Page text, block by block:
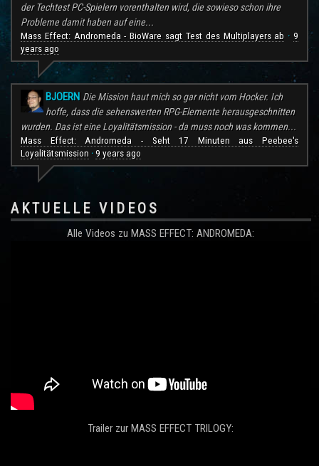
der Techtest PC-Spielern vorenthalten wird, die sowieso schon ihre
Probleme damit haben auf eine...
Mass Effect: Andromeda - BioWare sagt Test des Multiplayers ab ·9
years ago
BJOERN Die Mission haut mich so gar nicht vom Hocker. Ich
hoffe, dass die sehenswerten RPG-Elemente herausgeschnitten
wurden. Das ist eine Loyalitätsmission - da muss noch was kommen...
Mass Effect: Andromeda - Seht 17 Minuten aus Peebee's
Loyalitätsmission · 9 years ago
AKTUELLE VIDEOS
Alle Videos zu MASS EFFECT: ANDROMEDA:
Trailer zur MASS EFFECT TRILOGY: